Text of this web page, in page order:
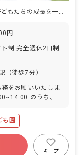
あなたのペースで輝ける場所。子どもたちの成長を一緒に見守りませんか？
円
制 完全週休2日制
（徒歩7分）
をお願いいたしま
軽にご相談くださ
3～5歳児
も園
キープ